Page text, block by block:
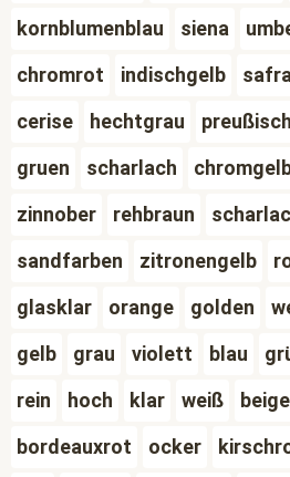
kornblumenblau
siena
chromrot
indischgelb
cerise
hechtgrau
gruen
scharlach
zinnober
rehbraun
sandfarben
zitronengelb
glasklar
orange golden
gelb
grau violett blau
rein
hoch klar weiß beige
bordeauxrot
ocker